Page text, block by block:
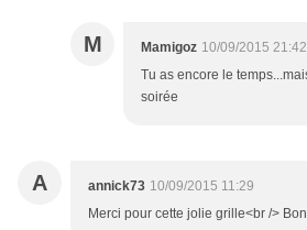
M Mamigoz 10/09/2015 21:42
Tu as encore le
soirée
A annick73 10/09/2015 11:29
Merci pour cette jolie grille<br />